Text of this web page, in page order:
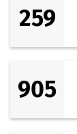
259
905